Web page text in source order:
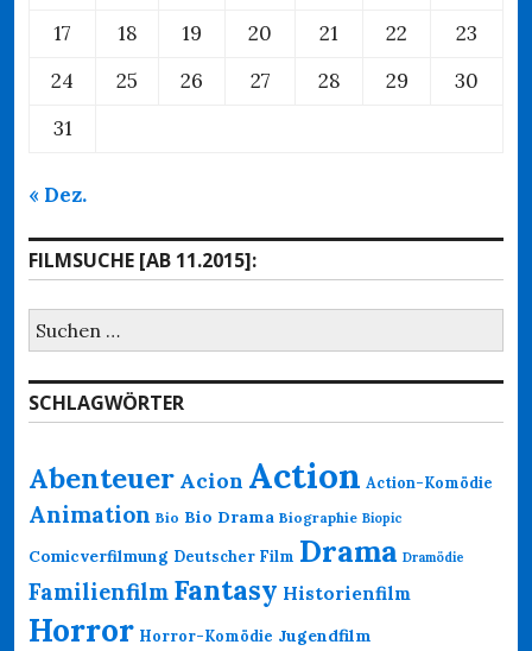
17
18 19 20 21 22
23
24
25 26 27 28 29
30
31
« Dez.
FILMSUCHE [AB 11.2015]:
Suchen
nach:
SCHLAGWÖRTER
Abenteuer Acion Action Action-Komödie
Animation Bio Bio Drama Biographie Biopic
Comicverfilmung Deutscher Film Drama Dramödie
Familienfilm Fantasy Historienfilm
Horror Horror-Komödie Jugendfilm